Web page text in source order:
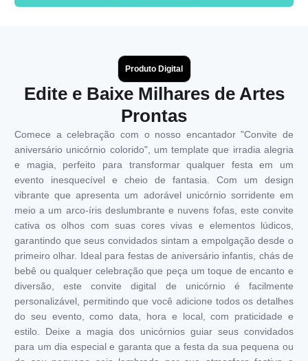
Produto Digital
Edite e Baixe Milhares de Artes
Prontas
Comece a celebração com o nosso encantador "Convite de
aniversário unicórnio colorido", um template que irradia alegria
e magia, perfeito para transformar qualquer festa em um
evento inesquecível e cheio de fantasia. Com um design
vibrante que apresenta um adorável unicórnio sorridente em
meio a um arco-íris deslumbrante e nuvens fofas, este convite
cativa os olhos com suas cores vivas e elementos lúdicos,
garantindo que seus convidados sintam a empolgação desde o
primeiro olhar. Ideal para festas de aniversário infantis, chás de
bebê ou qualquer celebração que peça um toque de encanto e
diversão, este convite digital de unicórnio é facilmente
personalizável, permitindo que você adicione todos os detalhes
do seu evento, como data, hora e local, com praticidade e
estilo. Deixe a magia dos unicórnios guiar seus convidados
para um dia especial e garanta que a festa da sua pequena ou